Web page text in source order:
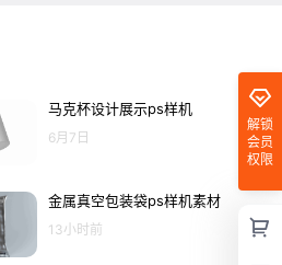
解锁
会员
权限
马克杯设计展示ps样机
6月7日
金属真空包装袋ps样机素材
13小时前